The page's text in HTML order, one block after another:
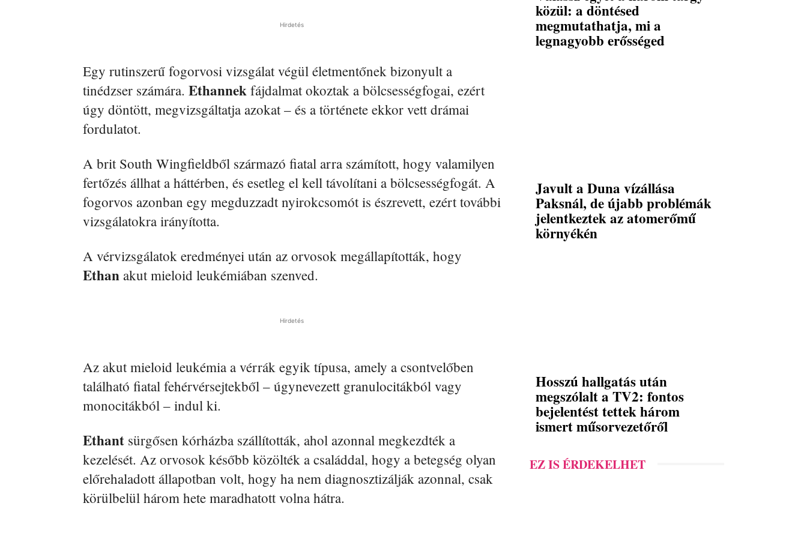
Hirdetés
Egy rutinszerű fogorvosi vizsgálat végül életmentőnek bizonyult a
tinédzser számára. Ethannek fájdalmat okoztak a bölcsességfogai, ezért
úgy döntött, megvizsgáltatja azokat – és a története ekkor vett drámai
fordulatot.
A brit South Wingfieldből származó fiatal arra számított, hogy valamilyen
fertőzés állhat a háttérben, és esetleg el kell távolítani a bölcsességfogát. A
fogorvos azonban egy megduzzadt nyirokcsomót is észrevett, ezért további
vizsgálatokra irányította.
A vérvizsgálatok eredményei után az orvosok megállapították, hogy
Ethan akut mieloid leukémiában szenved.
Hirdetés
Az akut mieloid leukémia a vérrák egyik típusa, amely a csontvelőben
található fiatal fehérvérsejtekből – úgynevezett granulocitákból vagy
monocitákból – indul ki.
Ethant sürgősen kórházba szállították, ahol azonnal megkezdték a
kezelését. Az orvosok később közölték a családdal, hogy a betegség olyan
előrehaladott állapotban volt, hogy ha nem diagnosztizálják azonnal, csak
körülbelül három hete maradhatott volna hátra.
közül: a döntésed
megmutathatja, mi a
legnagyobb erősséged
Javult a Duna vízállása
Paksnál, de újabb problémák
jelentkeztek az atomerőmű
környékén
Hosszú hallgatás után
megszólalt a TV2: fontos
bejelentést tettek három
ismert műsorvezetőről
EZ IS ÉRDEKELHET